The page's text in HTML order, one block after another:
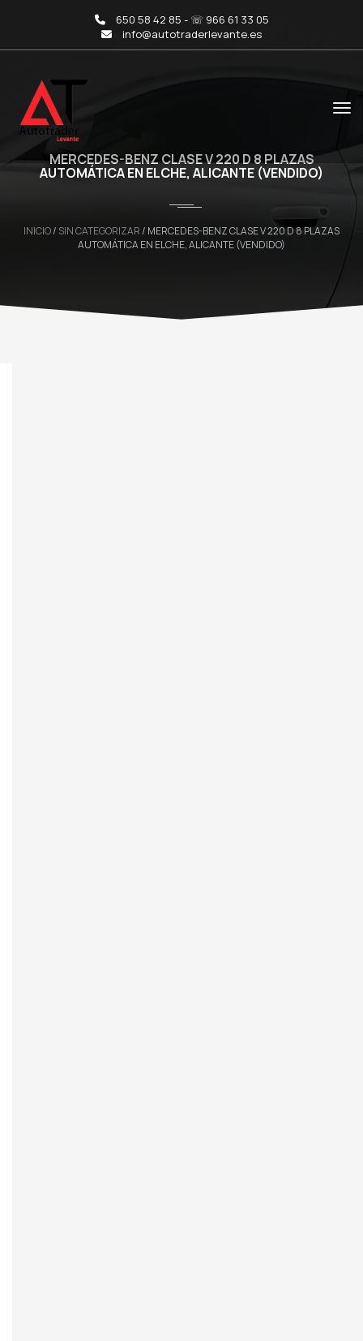
650 58 42 85 - ☏ 966 61 33 05
info@autotraderlevante.es
MERCEDES-BENZ CLASE V 220 D 8 PLAZAS
AUTOMÁTICA EN ELCHE, ALICANTE (VENDIDO)
INICIO/ SIN CATEGORIZAR/ MERCEDES-BENZ CLASE V 220 D 8 PLAZAS
AUTOMÁTICA EN ELCHE, ALICANTE (VENDIDO)